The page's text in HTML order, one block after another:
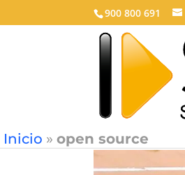
900 800 691
Inicio » open source